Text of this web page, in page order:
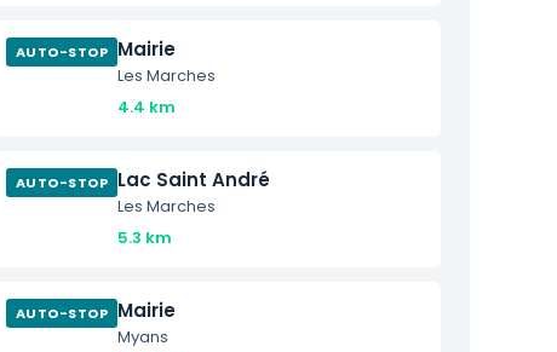
AUTO-STOP Mairie
Les Marches
4.4 km
AUTO-STOP Lac Saint André
Les Marches
5.3 km
AUTO-STOP Mairie
Myans